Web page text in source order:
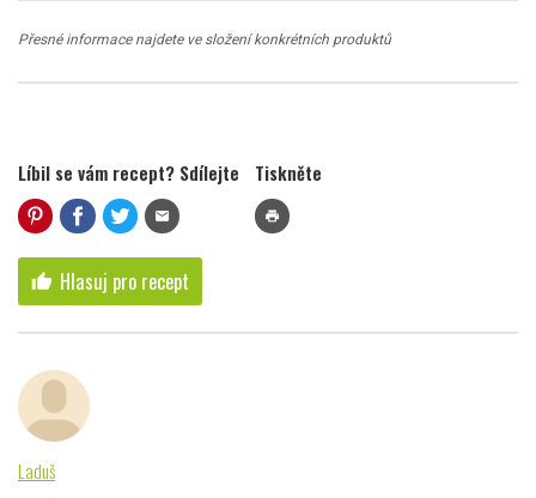
Přesné informace najdete ve složení konkrétních produktů
Líbil se vám recept? Sdílejte
mail
Tiskněte
print
thumb_up Hlasuj pro recept
Laduš